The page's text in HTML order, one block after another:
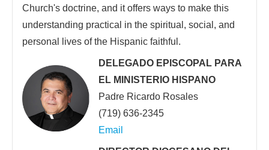
Church's doctrine, and it offers ways to make this
understanding practical in the spiritual, social, and
personal lives of the Hispanic faithful.
DELEGADO EPISCOPAL PARA
EL MINISTERIO HISPANO
Padre Ricardo Rosales
(719) 636-2345
Email